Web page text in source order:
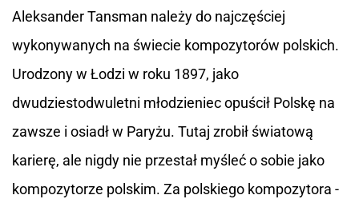
Aleksander Tansman należy do najczęściej
wykonywanych na świecie kompozytorów polskich.
Urodzony w Łodzi w roku 1897, jako
dwudziestodwuletni młodzieniec opuścił Polskę na
zawsze i osiadł w Paryżu. Tutaj zrobił światową
karierę, ale nigdy nie przestał myśleć o sobie jako
kompozytorze polskim. Za polskiego kompozytora -